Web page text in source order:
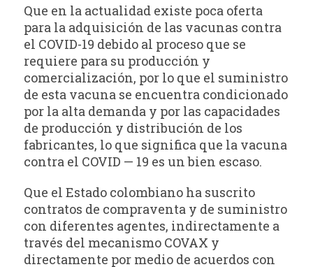
Que en la actualidad existe poca oferta
para la adquisición de las vacunas contra
el COVID-19 debido al proceso que se
requiere para su producción y
comercialización, por lo que el suministro
de esta vacuna se encuentra condicionado
por la alta demanda y por las capacidades
de producción y distribución de los
fabricantes, lo que significa que la vacuna
contra el COVID — 19 es un bien escaso.
Que el Estado colombiano ha suscrito
contratos de compraventa y de suministro
con diferentes agentes, indirectamente a
través del mecanismo COVAX y
directamente por medio de acuerdos con